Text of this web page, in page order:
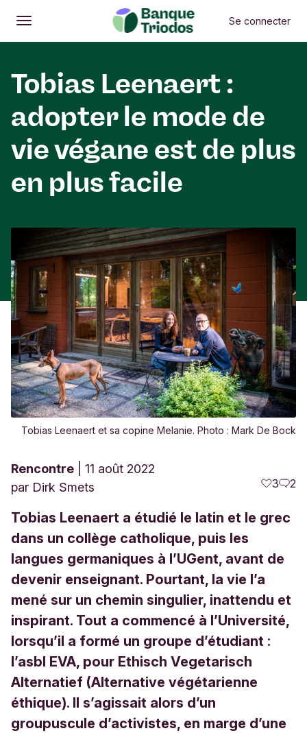
Ouvrir
Menu principal Se connecter
Tobias Leenaert :
adopter le mode de
vie végane est de plus
en plus facile
Tobias Leenaert et sa copine Melanie. Photo : Mark De Bock
Rencontre
11 août 2022
par Dirk Smets 3 2
Tobias Leenaert a étudié le latin et le grec
dans un collège catholique, puis les
langues germaniques à l’UGent, avant de
devenir enseignant. Pourtant, la vie l’a
mené sur un chemin singulier, inattendu et
inspirant. Tout a commencé à l’Université,
lorsqu’il a formé un groupe d’étudiant :
l’asbl EVA, pour Ethisch Vegetarisch
Alternatief (Alternative végétarienne
éthique). Il s’agissait alors d’un
groupuscule d’activistes, en marge d’une